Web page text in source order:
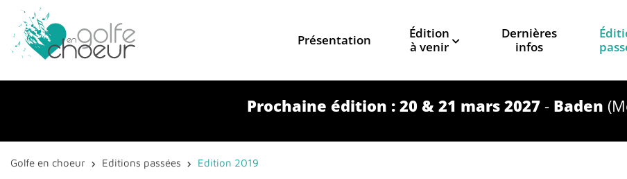
Prochaine édition : 20 & 21 mars 2027- Baden
Présentation
Édition
à venir
Dernières
infos
Golfe en choeur Editions passées Edition 2019